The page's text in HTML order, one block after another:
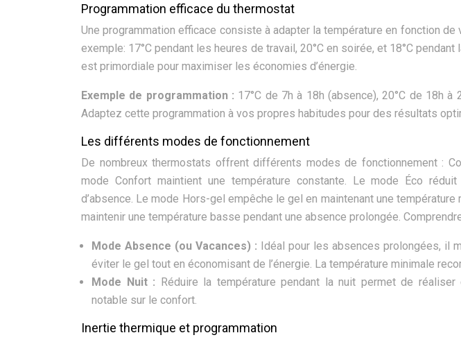
Programmation efficace du thermostat
Une programmation efficace consiste à adapter la température en fonction
exemple: 17°C pendant les heures de travail, 20°C en soirée, et 18°C
est primordiale pour maximiser les économies d’énergie.
Exemple de programmation : 17°C de 7h à 18h (absence), 20°C de 18h à
Adaptez cette programmation à vos propres habitudes pour des résultats
Les différents modes de fonctionnement
De nombreux thermostats offrent différents modes de fonctionnement :
mode Confort maintient une température constante. Le mode Éco
d’absence. Le mode Hors-gel empêche le gel en maintenant une
maintenir une température basse pendant une absence prolongée.
Mode Absence (ou Vacances) : Idéal pour les absences prolongées, il
éviter le gel tout en économisant de l’énergie. La température minimale
Mode Nuit : Réduire la température pendant la nuit permet de réaliser
notable sur le confort.
Inertie thermique et programmation